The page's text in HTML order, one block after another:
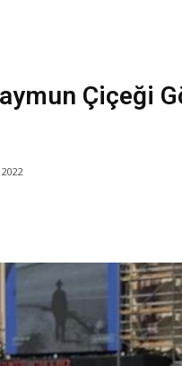
Çiçeği
2022